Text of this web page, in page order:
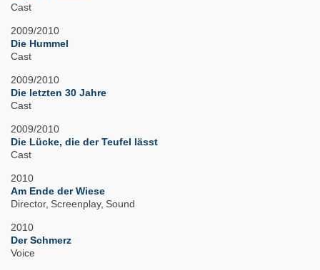
Cast
2009/2010
Die Hummel
Cast
2009/2010
Die letzten 30 Jahre
Cast
2009/2010
Die Lücke, die der Teufel lässt
Cast
2010
Am Ende der Wiese
Director Screenplay Sound
2010
Der Schmerz
Voice